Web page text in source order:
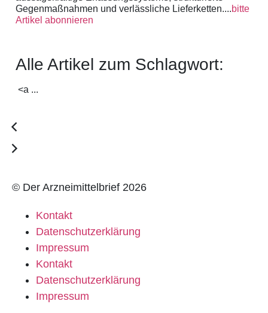
Gegenmaßnahmen und verlässliche Lieferketten....bitte
Artikel abonnieren
Alle Artikel zum Schlagwort:
<a ...
© Der Arzneimittelbrief 2026
Kontakt
Datenschutzerklärung
Impressum
Kontakt
Datenschutzerklärung
Impressum